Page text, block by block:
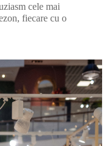
cele mai
fiecare cu o